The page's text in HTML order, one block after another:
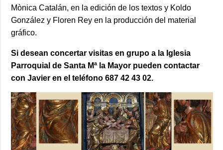
Mònica Catalán, en la edición de los textos y Koldo
González y Floren Rey en la producción del material
gráfico.
Si desean concertar visitas en grupo a la Iglesia
Parroquial de Santa Mª la Mayor pueden contactar
con Javier en el teléfono 687 42 43 02.